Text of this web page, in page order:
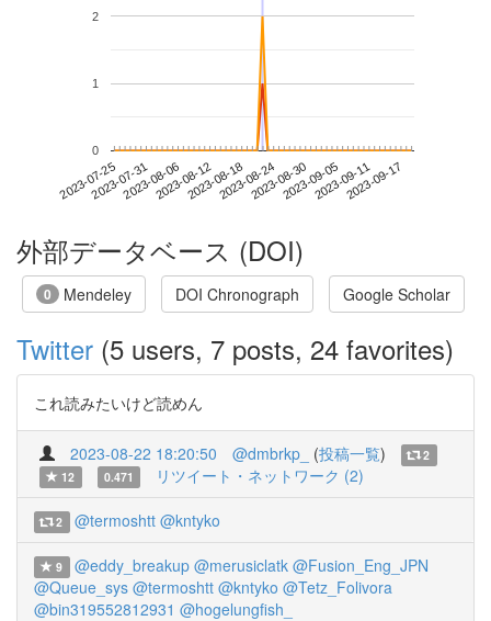
2023-07-252023-07-312023-08-062023-08-122023-08-182023-08-242023-08-302023-09-052023-09-112023-09-17
0
1
2
外部データベース (DOI)
0 Mendeley DOI Chronograph Google Scholar
Twitter (5 users, 7 posts, 24 favorites)
これ読みたいけど読めん
2023-08-22 18:20:50 @dmbrkp_ (投稿一覧)
2
12
0.471 リツイート・ネットワーク (2)
2 @termoshtt @kntyko
9 @eddy_breakup @merusiclatk @Fusion_Eng_JPN
@Queue_sys @termoshtt @kntyko @Tetz_Folivora
@bin319552812931 @hogelungfish_